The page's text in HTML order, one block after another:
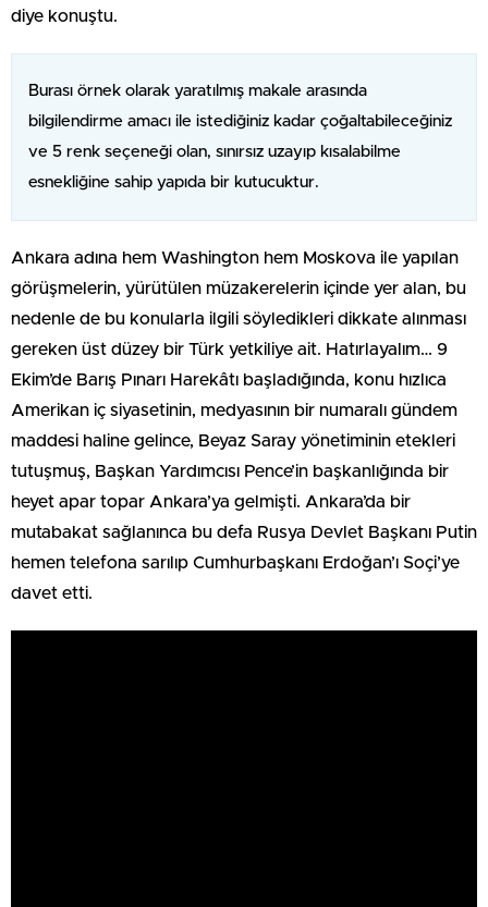
diye konuştu.
Burası örnek olarak yaratılmış makale arasında
bilgilendirme amacı ile istediğiniz kadar çoğaltabileceğiniz
ve 5 renk seçeneği olan, sınırsız uzayıp kısalabilme
esnekliğine sahip yapıda bir kutucuktur.
Ankara adına hem Washington hem Moskova ile yapılan
görüşmelerin, yürütülen müzakerelerin içinde yer alan, bu
nedenle de bu konularla ilgili söyledikleri dikkate alınması
gereken üst düzey bir Türk yetkiliye ait. Hatırlayalım… 9
Ekim’de Barış Pınarı Harekâtı başladığında, konu hızlıca
Amerikan iç siyasetinin, medyasının bir numaralı gündem
maddesi haline gelince, Beyaz Saray yönetiminin etekleri
tutuşmuş, Başkan Yardımcısı Pence’in başkanlığında bir
heyet apar topar Ankara’ya gelmişti. Ankara’da bir
mutabakat sağlanınca bu defa Rusya Devlet Başkanı Putin
hemen telefona sarılıp Cumhurbaşkanı Erdoğan’ı Soçi’ye
davet etti.